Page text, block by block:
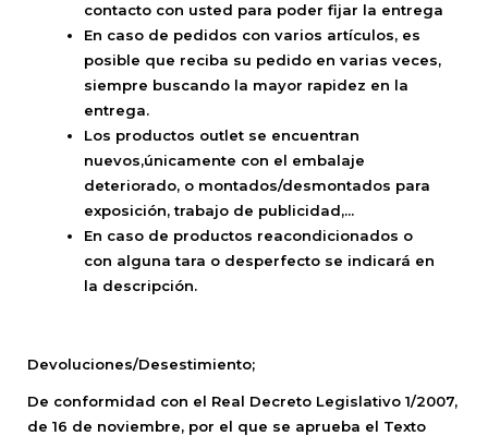
contacto con usted para poder fijar la entrega
En caso de pedidos con varios artículos, es
posible que reciba su pedido en varias veces,
siempre buscando la mayor rapidez en la
entrega.
Los productos outlet se encuentran
nuevos,únicamente con el embalaje
deteriorado, o montados/desmontados para
exposición, trabajo de publicidad,...
En caso de productos reacondicionados o
con alguna tara o desperfecto se indicará en
la descripción.
Devoluciones/Desestimiento;
De conformidad con el Real Decreto Legislativo 1/2007,
de 16 de noviembre, por el que se aprueba el Texto